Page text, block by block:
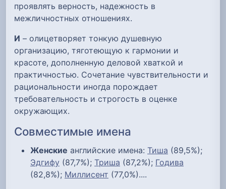
проявлять верность, надежность в
межличностных отношениях.
И – олицетворяет тонкую душевную
организацию, тяготеющую к гармонии и
красоте, дополненную деловой хваткой и
практичностью. Сочетание чувствительности и
рациональности иногда порождает
требовательность и строгость в оценке
окружающих.
Совместимые имена
Женские английские имена: Тиша (89,5%);
Эдгифу (87,7%); Триша (87,2%); Годива
(82,8%); Миллисент (77,0%)....